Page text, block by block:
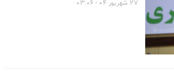
۲۷ شهریور ۰۴ - ۰۳:۰۶